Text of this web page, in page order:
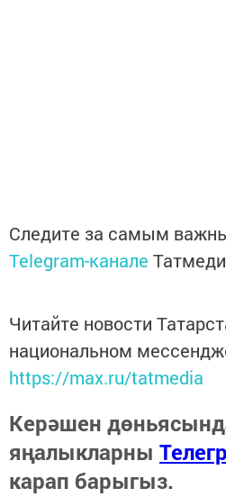
Следите за самым
Telegram-канале
Читайте новости
национальном
https://max.ru/tatmedia
Керәшен
яңалыкларны
карап барыгыз.